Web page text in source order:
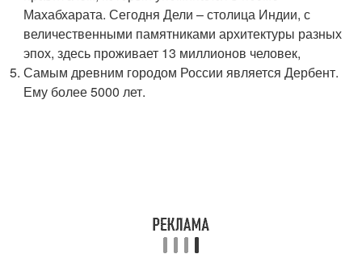
Махабхарата. Сегодня Дели – столица Индии, с
величественными памятниками архитектуры разных
эпох, здесь проживает 13 миллионов человек,
Самым древним городом России является Дербент.
Ему более 5000 лет.